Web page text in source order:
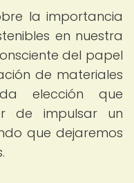
la importancia
en nuestra
del papel
de materiales
elección que
de impulsar un
que dejaremos